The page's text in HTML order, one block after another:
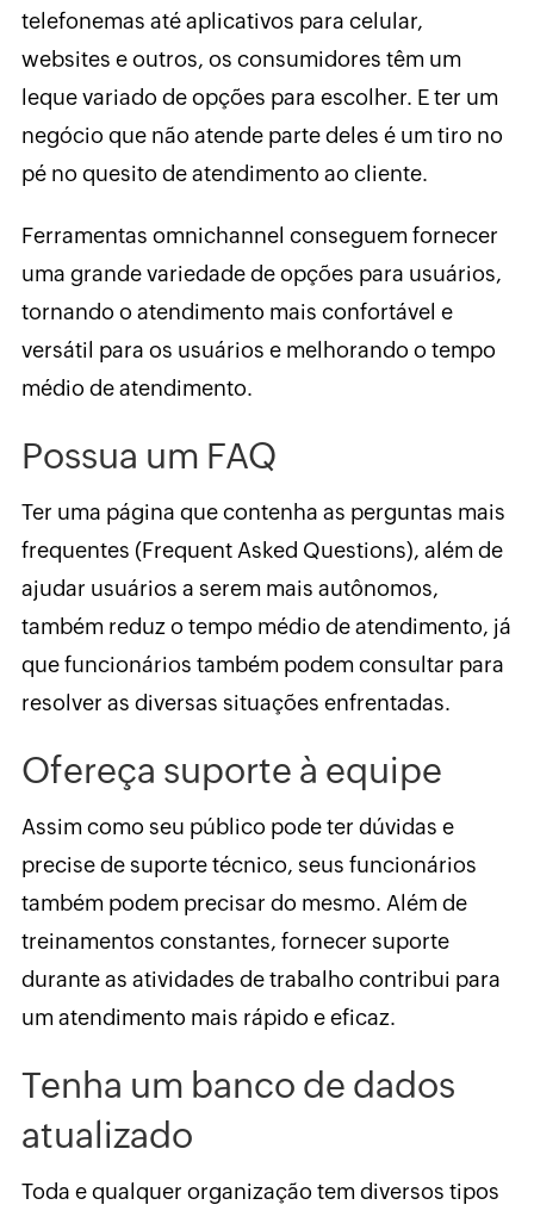
telefonemas até aplicativos para celular,
websites e outros, os consumidores têm um
leque variado de opções para escolher. E ter um
negócio que não atende parte deles é um tiro no
pé no quesito de atendimento ao cliente.
Ferramentas omnichannel conseguem fornecer
uma grande variedade de opções para usuários,
tornando o atendimento mais confortável e
versátil para os usuários e melhorando o tempo
médio de atendimento.
Possua um FAQ
Ter uma página que contenha as perguntas mais
frequentes (Frequent Asked Questions), além de
ajudar usuários a serem mais autônomos,
também reduz o tempo médio de atendimento, já
que funcionários também podem consultar para
resolver as diversas situações enfrentadas.
Ofereça suporte à equipe
Assim como seu público pode ter dúvidas e
precise de suporte técnico, seus funcionários
também podem precisar do mesmo. Além de
treinamentos constantes, fornecer suporte
durante as atividades de trabalho contribui para
um atendimento mais rápido e eficaz.
Tenha um banco de dados
atualizado
Toda e qualquer organização tem diversos tipos